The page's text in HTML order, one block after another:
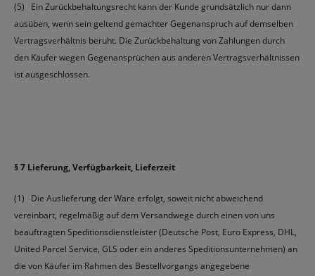
(5) Ein Zurückbehaltungsrecht kann der Kunde grundsätzlich nur dann
ausüben, wenn sein geltend gemachter Gegenanspruch auf demselben
Vertragsverhältnis beruht. Die Zurückbehaltung von Zahlungen durch
den Käufer wegen Gegenansprüchen aus anderen Vertragsverhältnissen
ist ausgeschlossen.
§ 7 Lieferung, Verfügbarkeit, Lieferzeit
(1) Die Auslieferung der Ware erfolgt, soweit nicht abweichend
vereinbart, regelmäßig auf dem Versandwege durch einen von uns
beauftragten Speditionsdienstleister (Deutsche Post, Euro Express, DHL,
United Parcel Service, GLS oder ein anderes Speditionsunternehmen) an
die von Käufer im Rahmen des Bestellvorgangs angegebene